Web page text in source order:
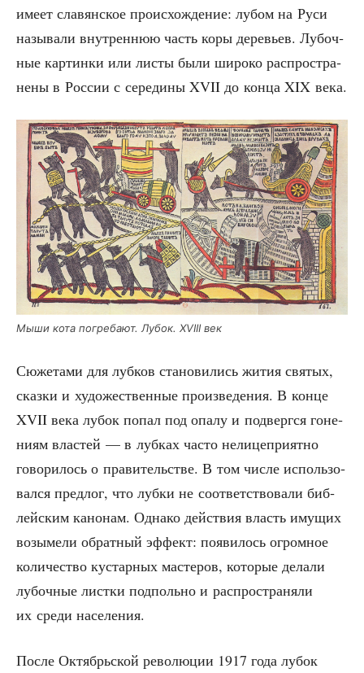
име­ет сла­вян­ское про­ис­хож­де­ние: лубом на Руси
назы­ва­ли внут­рен­нюю часть коры дере­вьев. Лубоч­
ные кар­тин­ки или листы были широ­ко рас­про­стра­
не­ны в Рос­сии с сере­ди­ны XVII до кон­ца XIX века.
Мыши кота погре­ба­ют. Лубок. XVIII век
Сюже­та­ми для луб­ков ста­но­ви­лись жития свя­тых,
сказ­ки и худо­же­ствен­ные про­из­ве­де­ния. В кон­це
XVII века лубок попал под опа­лу и под­верг­ся гоне­
ни­ям вла­стей — в луб­ках часто нели­це­при­ят­но
гово­ри­лось о пра­ви­тель­стве. В том чис­ле исполь­зо­
вал­ся пред­лог, что луб­ки не соот­вет­ство­ва­ли биб­
лей­ским кано­нам. Одна­ко дей­ствия власть иму­щих
возы­ме­ли обрат­ный эффект: появи­лось огром­ное
коли­че­ство кустар­ных масте­ров, кото­рые дела­ли
лубоч­ные лист­ки под­поль­но и рас­про­стра­ня­ли
их сре­ди населения.
После Октябрь­ской рево­лю­ции 1917 года лубок